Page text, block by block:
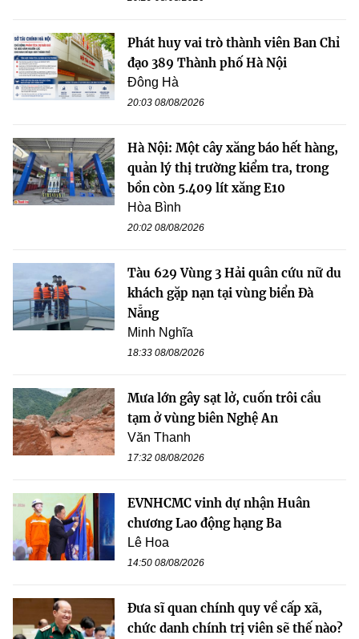
Phát huy vai trò thành viên Ban Chỉ
đạo 389 Thành phố Hà Nội
Đông Hà
20:03 08/08/2026
Hà Nội: Một cây xăng báo hết hàng,
quản lý thị trường kiểm tra, trong
bồn còn 5.409 lít xăng E10
Hòa Bình
20:02 08/08/2026
Tàu 629 Vùng 3 Hải quân cứu nữ du
khách gặp nạn tại vùng biển Đà
Nẵng
Minh Nghĩa
18:33 08/08/2026
Mưa lớn gây sạt lở, cuốn trôi cầu
tạm ở vùng biên Nghệ An
Văn Thanh
17:32 08/08/2026
EVNHCMC vinh dự nhận Huân
chương Lao động hạng Ba
Lê Hoa
14:50 08/08/2026
Đưa sĩ quan chính quy về cấp xã,
chức danh chính trị viên sẽ thế nào?